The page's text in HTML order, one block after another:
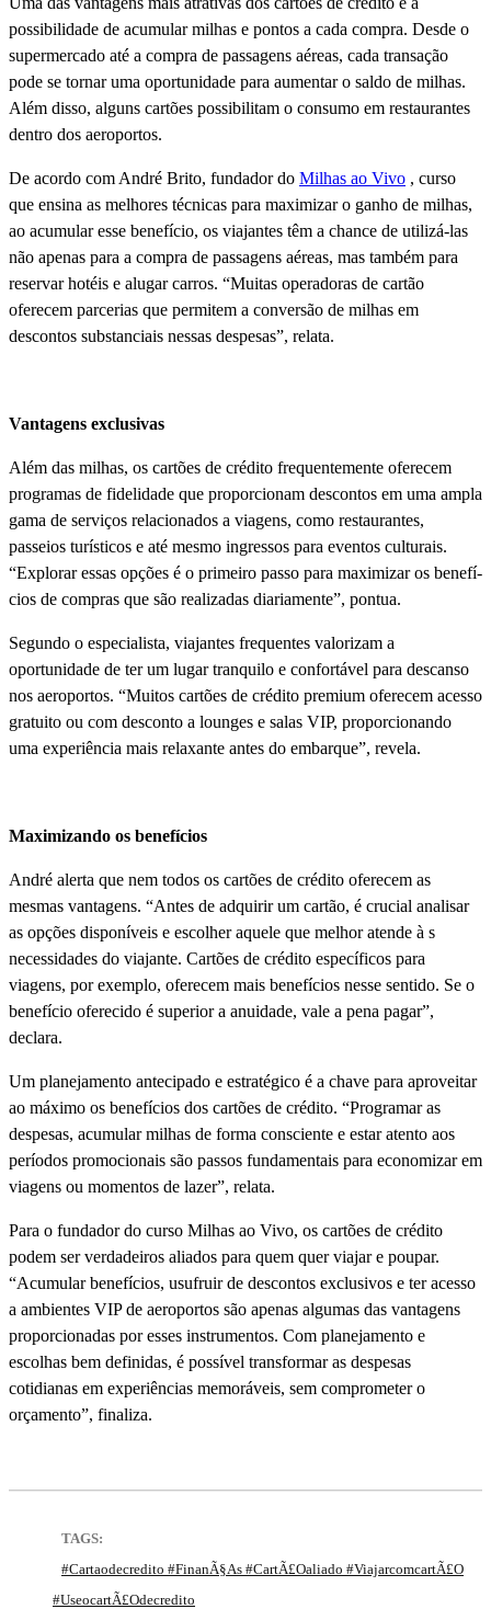
possibilidade de acumular milhas e pontos a cada compra. Desde o
supermercado até a compra de passagens aéreas, cada transação
pode se tornar uma oportunidade para aumentar o saldo de milhas.
Além disso, alguns cartões possibilitam o consumo em restaurantes
dentro dos aeroportos.
De acordo com André Brito, fundador do Milhas ao Vivo , curso
que ensina as melhores técnicas para maximizar o ganho de milhas,
ao acumular esse benefí­cio, os viajantes têm a chance de utilizá-las
não apenas para a compra de passagens aéreas, mas também para
reservar hotéis e alugar carros. “Muitas operadoras de cartão
oferecem parcerias que permitem a conversão de milhas em
descontos substanciais nessas despesas”, relata.
Vantagens exclusivas
Além das milhas, os cartões de crédito frequentemente oferecem
programas de fidelidade que proporcionam descontos em uma ampla
gama de serviços relacionados a viagens, como restaurantes,
passeios turí­sticos e até mesmo ingressos para eventos culturais.
“Explorar essas opções é o primeiro passo para maximizar os benefí­
cios de compras que são realizadas diariamente”, pontua.
Segundo o especialista, viajantes frequentes valorizam a
oportunidade de ter um lugar tranquilo e confortável para descanso
nos aeroportos. “Muitos cartões de crédito premium oferecem acesso
gratuito ou com desconto a lounges e salas VIP, proporcionando
uma experiência mais relaxante antes do embarque”, revela.
Maximizando os benefí­cios
André alerta que nem todos os cartões de crédito oferecem as
mesmas vantagens. “Antes de adquirir um cartão, é crucial analisar
as opções disponí­veis e escolher aquele que melhor atende à s
necessidades do viajante. Cartões de crédito especí­ficos para
viagens, por exemplo, oferecem mais benefí­cios nesse sentido. Se o
benefí­cio oferecido é superior a anuidade, vale a pena pagar”,
declara.
Um planejamento antecipado e estratégico é a chave para aproveitar
ao máximo os benefí­cios dos cartões de crédito. “Programar as
despesas, acumular milhas de forma consciente e estar atento aos
perí­odos promocionais são passos fundamentais para economizar em
viagens ou momentos de lazer”, relata.
Para o fundador do curso Milhas ao Vivo, os cartões de crédito
podem ser verdadeiros aliados para quem quer viajar e poupar.
“Acumular benefí­cios, usufruir de descontos exclusivos e ter acesso
a ambientes VIP de aeroportos são apenas algumas das vantagens
proporcionadas por esses instrumentos. Com planejamento e
escolhas bem definidas, é possí­vel transformar as despesas
cotidianas em experiências memoráveis, sem comprometer o
orçamento”, finaliza.
TAGS:
#cartaodecredito #finanÃ§as #cartÃ£oaliado #viajarcomcartÃ£o
#useocartÃ£odecredito